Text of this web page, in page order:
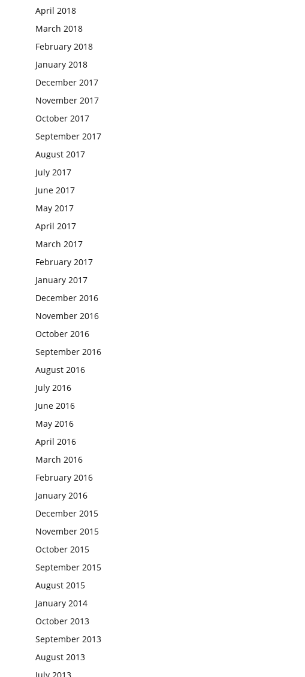
April 2018
March 2018
February 2018
January 2018
December 2017
November 2017
October 2017
September 2017
August 2017
July 2017
June 2017
May 2017
April 2017
March 2017
February 2017
January 2017
December 2016
November 2016
October 2016
September 2016
August 2016
July 2016
June 2016
May 2016
April 2016
March 2016
February 2016
January 2016
December 2015
November 2015
October 2015
September 2015
August 2015
January 2014
October 2013
September 2013
August 2013